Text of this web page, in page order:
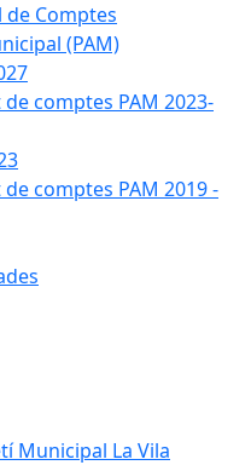
de Comptes
(PAM)
comptes PAM 2023-
comptes PAM 2019 -
Municipal La Vila